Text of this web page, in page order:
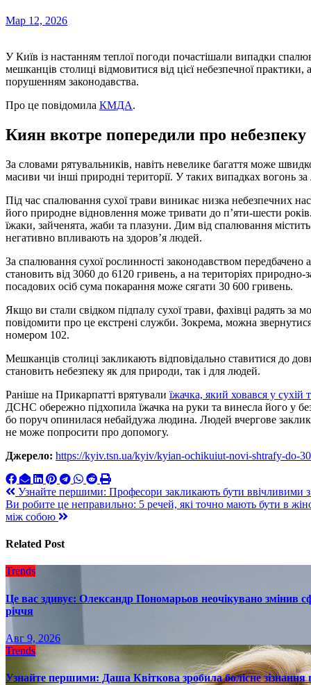
Мар 12, 2026
У Київ із настанням теплої погоди почастішали випадки спалювання сухої рослинності. Фахівці закликають
мешканців столиці відмовитися від цієї небезпечної
порушенням законодавства.
Про це повідомила КМДА.
Киян вкотре попередили про небезпеку
За словами рятувальників, навіть невелике багаття може
масиви чи інші природні території. У таких випадках вогонь
Під час спалювання сухої трави виникає низка небезпечних
його природне відновлення може тривати до п’яти-шести
їжаки, зайченята, жаби та плазуни. Дим від спалювання
негативно впливають на здоров’я людей.
За спалювання сухої рослинності законодавством передбачено
становить від 3060 до 6120 гривень, а на територіях
посадових осіб сума покарання може сягати 30 600 гривень.
Якщо ви стали свідком підпалу сухої трави, фахівці радять за
повідомити про це екстрені служби. Зокрема, можна
номером 102.
Мешканців столиці закликають відповідально ставитися до
становить небезпеку як для природи, так і для людей.
Раніше на Прикарпатті врятували їжачка, який ховався у сухій
ДСНС обережно підхопила їжачка на руки та винесла його у
бо поруч опинилася небайдужа людина. Людей вчергове
не може попросити про допомогу.
Джерело: https://kyiv.tsn.ua/kyiv/kyian-ochikuiut-novi-shtrafy-do-
Навигация
по
Узнайте першими: Професори закликають бути ввічливими
Ви робите це неправильно: 5 речей, які точно мають бути в
між собою
Related Post
Trends
Це вас здивує: Олександр Пономарьов неочікувано змінив
річчя
Авг 9, 2026
Trends
Узнайте першими: Даша Квіткова зробила болісне